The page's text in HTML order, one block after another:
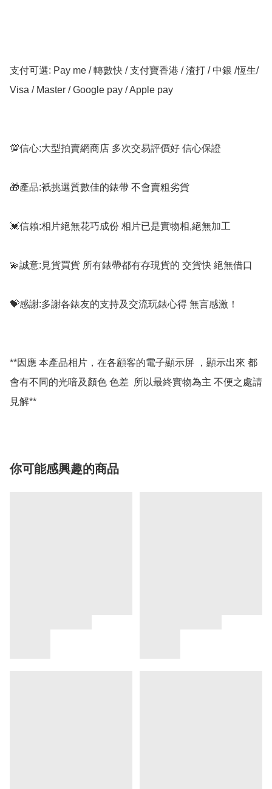
支付可選: Pay me / 轉數快 / 支付寶香港 / 渣打 / 中銀 /恆生/
Visa / Master / Google pay / Apple pay
💯信心:大型拍賣網商店 多次交易評價好 信心保證
🎁產品:衹挑選質數佳的錶帶 不會賣粗劣貨
💓信賴:相片絕無花巧成份 相片已是實物相,絕無加工
💫誠意:見貨買貨 所有錶帶都有存現貨的 交貨快 絕無借口
💝感謝:多謝各錶友的支持及交流玩錶心得 無言感激！
**因應 本產品相片，在各顧客的電子顯示屏 ，顯示出來 都
會有不同的光喑及顏色 色差  所以最終實物為主 不便之處請
你可能感興趣的商品